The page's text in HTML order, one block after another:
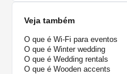
Veja também
O que é Wi-Fi para eventos
O que é Winter wedding
O que é Wedding rentals
O que é Wooden accents